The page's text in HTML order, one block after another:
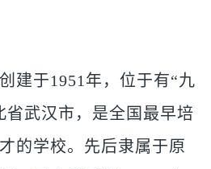
于1951年，位于有“九
省武汉市，是全国最早培
的学校。先后隶属于原